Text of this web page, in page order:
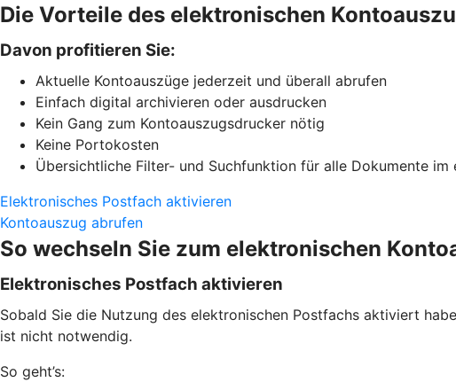
Die Vorteile des elektronischen
Davon profitieren Sie:
Aktuelle Kontoauszüge jederzeit und überall abrufen
Einfach digital archivieren oder ausdrucken
Kein Gang zum Kontoauszugsdrucker nötig
Keine Portokosten
Übersichtliche Filter- und Suchfunktion für alle Dokumente im
Elektronisches Postfach aktivieren
Kontoauszug abrufen
So wechseln Sie zum elektronischen
Elektronisches Postfach aktivieren
Sobald Sie die Nutzung des elektronischen Postfachs aktiviert
ist nicht notwendig.
So geht’s: